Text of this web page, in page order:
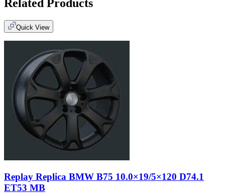
Related Products
Quick View
Replay Replica BMW B75 10.0×19/5×120 D74.1
ET53 MB